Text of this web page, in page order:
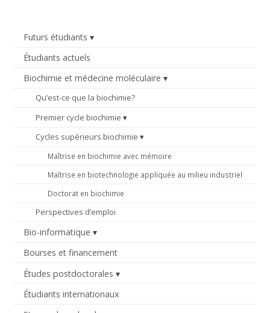
Futurs étudiants
Étudiants actuels
Biochimie et médecine moléculaire
Qu’est-ce que la biochimie?
Premier cycle biochimie
Cycles supérieurs biochimie
Maîtrise en biochimie avec mémoire
Maîtrise en biotechnologie appliquée au milieu industriel
Doctorat en biochimie
Perspectives d’emploi
Bio-informatique
Bourses et financement
Études postdoctorales
Étudiants internationaux